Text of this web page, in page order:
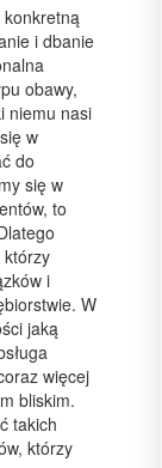
i dbanie
obawy,
niemu nasi
w
do
się w
to
którzy
i
W
jaką
więcej
bliskim.
takich
którzy